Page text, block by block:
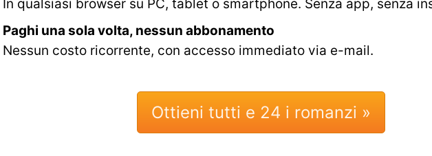
In qualsiasi browser su PC, tablet o smartphone. Senza app, senza
Paghi una sola volta, nessun abbonamento
Nessun costo ricorrente, con accesso immediato via e-mail.
Ottieni tutti e 24 i romanzi »